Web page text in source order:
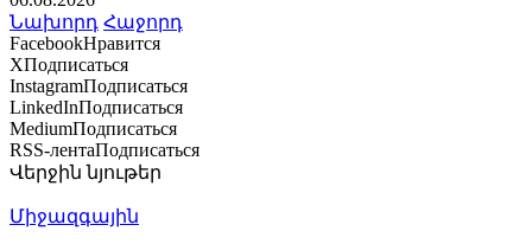
Նախորդ Հաջորդ
FacebookНравится
XПодписаться
InstagramПодписаться
LinkedInПодписаться
MediumПодписаться
RSS-лентаПодписаться
Վերջին նյութեր
Միջազգային